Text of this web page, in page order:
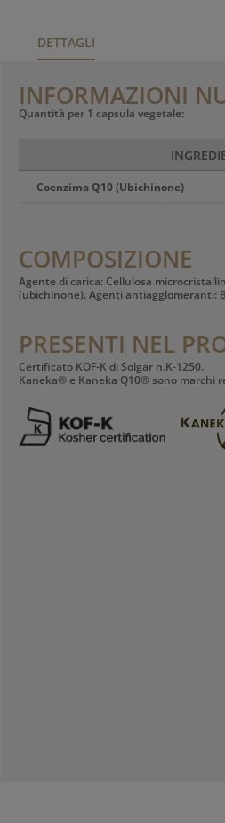
DETTAGLI
INFORMAZIONI
Quantità per 1 capsula vegetale:
Coenzima Q10 (Ubichinone)
COMPOSIZIONE
Agente di carica: Cellulosa
(ubichinone). Agenti antiagglomeranti:
PRESENTI NEL
Certificato KOF-K di Solgar n.K-1250.
Kaneka® e Kaneka Q10® sono marchi